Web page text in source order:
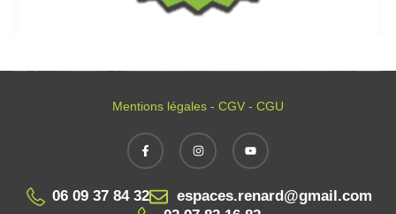
Mentions légales - CGV - CGU
06 09 37 84 32
espaces.renard@gmail.com